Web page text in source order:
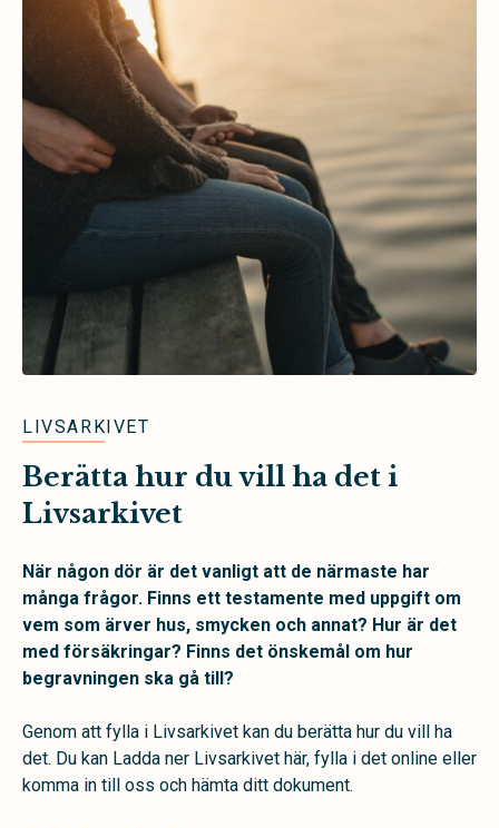
LIVSARKIVET
Berätta hur du vill ha det i
Livsarkivet
När någon dör är det vanligt att de närmaste har
många frågor. Finns ett testamente med uppgift om
vem som ärver hus, smycken och annat? Hur är det
med försäkringar? Finns det önskemål om hur
begravningen ska gå till?
Genom att fylla i Livsarkivet kan du berätta hur du vill ha
det. Du kan Ladda ner Livsarkivet här, fylla i det online eller
komma in till oss och hämta ditt dokument.